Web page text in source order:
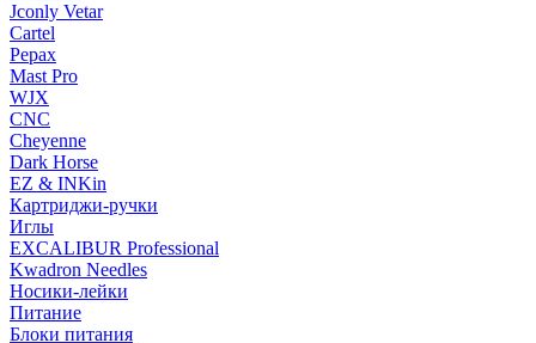
Jconly Vetar
Cartel
Pepax
Mast Pro
WJX
CNC
Cheyenne
Dark Horse
EZ & INKin
Картриджи-ручки
Иглы
EXCALIBUR Professional
Kwadron Needles
Носики-лейки
Питание
Блоки питания